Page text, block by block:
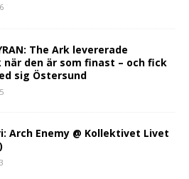
The Ark levererade
när den är som finast – och fick
sig Östersund
Arch Enemy @ Kollektivet Livet